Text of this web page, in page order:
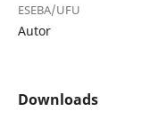
ESEBA/UFU
Autor
Downloads